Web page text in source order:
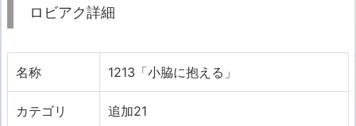
ロビアク詳細
名称 1213「小脇に抱える」
カテゴリ 追加21